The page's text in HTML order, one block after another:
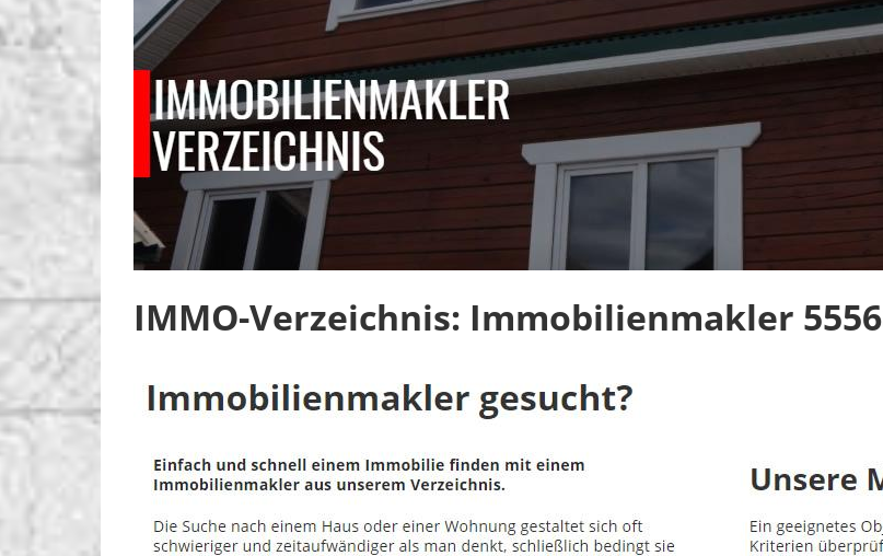
IMMO-Verzeichnis: Immobilienmakler